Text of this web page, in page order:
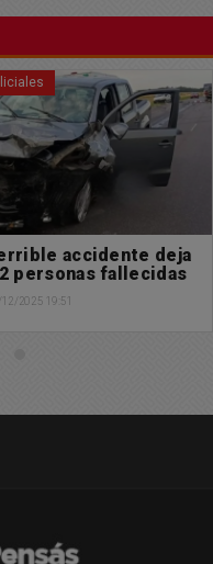
día Chacabuco
y bendecido
para tod@s
2025 09:35